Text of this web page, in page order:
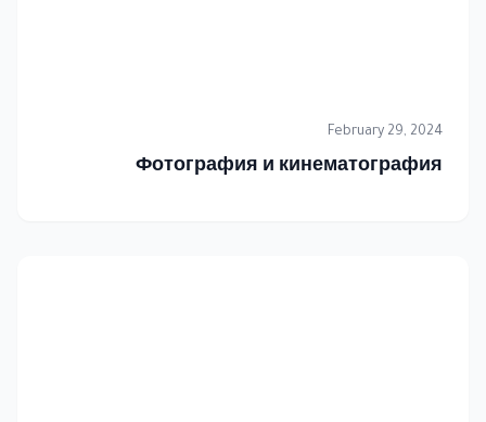
February 29, 2024
Фотография и кинематография